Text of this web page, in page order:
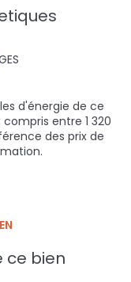
d'énergie de ce
entre 1 320
des prix de
ce bien